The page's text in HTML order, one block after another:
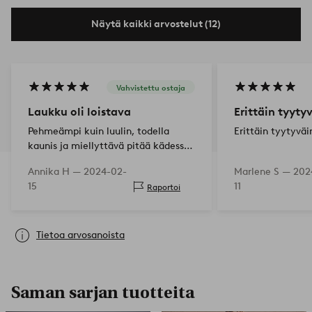
Näytä kaikki arvostelut (12)
Vahvistettu ostaja
Laukku oli loistava
Pehmeämpi kuin luulin, todella
kaunis ja miellyttävä pitää kädessä.
kukkaruukkuna🙂
Annika H — 2024-02-
15
Raportoi
Erittäin
Erittäin
Marlene S —
11
Tietoa arvosanoista
Saman sarjan tuotteita